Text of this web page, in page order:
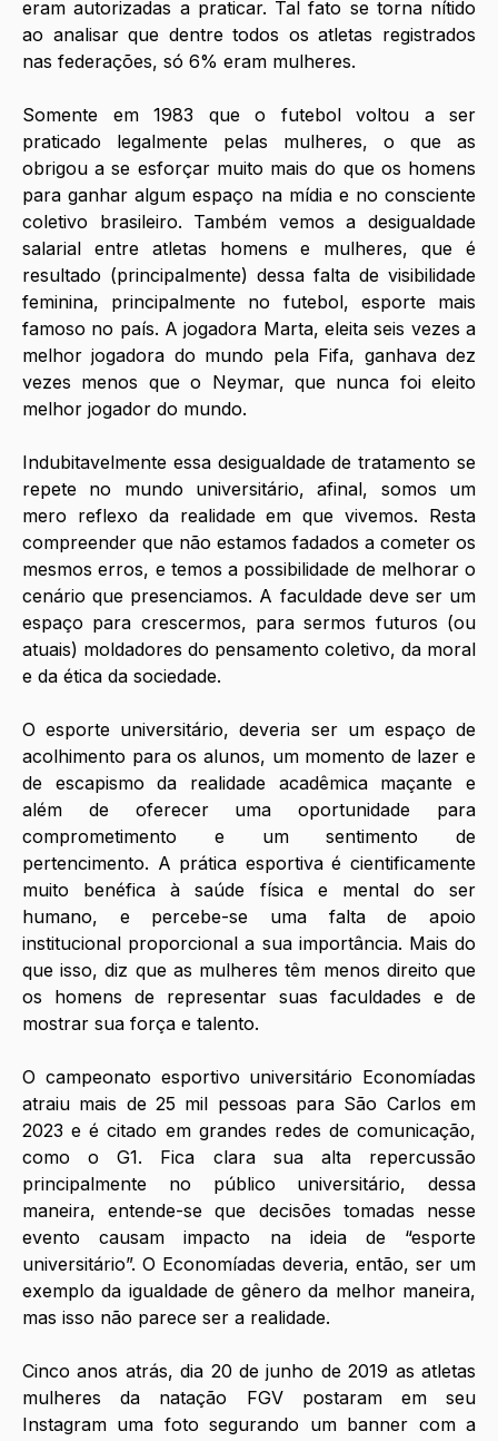
eram autorizadas a praticar. Tal fato se torna nítido
ao analisar que dentre todos os atletas registrados
nas federações, só 6% eram mulheres.
Somente em 1983 que o futebol voltou a ser
praticado legalmente pelas mulheres, o que as
obrigou a se esforçar muito mais do que os homens
para ganhar algum espaço na mídia e no consciente
coletivo brasileiro. Também vemos a desigualdade
salarial entre atletas homens e mulheres, que é
resultado (principalmente) dessa falta de visibilidade
feminina, principalmente no futebol, esporte mais
famoso no país. A jogadora Marta, eleita seis vezes a
melhor jogadora do mundo pela Fifa, ganhava dez
vezes menos que o Neymar, que nunca foi eleito
melhor jogador do mundo.
Indubitavelmente essa desigualdade de tratamento se
repete no mundo universitário, afinal, somos um
mero reflexo da realidade em que vivemos. Resta
compreender que não estamos fadados a cometer os
mesmos erros, e temos a possibilidade de melhorar o
cenário que presenciamos. A faculdade deve ser um
espaço para crescermos, para sermos futuros (ou
atuais) moldadores do pensamento coletivo, da moral
e da ética da sociedade.
O esporte universitário, deveria ser um espaço de
acolhimento para os alunos, um momento de lazer e
de escapismo da realidade acadêmica maçante e
além de oferecer uma oportunidade para
comprometimento e um sentimento de
pertencimento. A prática esportiva é cientificamente
muito benéfica à saúde física e mental do ser
humano, e percebe-se uma falta de apoio
institucional proporcional a sua importância. Mais do
que isso, diz que as mulheres têm menos direito que
os homens de representar suas faculdades e de
mostrar sua força e talento.
O campeonato esportivo universitário Economíadas
atraiu mais de 25 mil pessoas para São Carlos em
2023 e é citado em grandes redes de comunicação,
como o G1. Fica clara sua alta repercussão
principalmente no público universitário, dessa
maneira, entende-se que decisões tomadas nesse
evento causam impacto na ideia de “esporte
universitário”. O Economíadas deveria, então, ser um
exemplo da igualdade de gênero da melhor maneira,
mas isso não parece ser a realidade.
Cinco anos atrás, dia 20 de junho de 2019 as atletas
mulheres da natação FGV postaram em seu
Instagram uma foto segurando um banner com a